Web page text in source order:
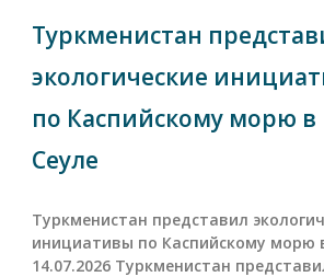
Туркменистан
экологические
по Каспийскому морю в
Сеуле
Туркменистан представил
инициативы по Каспийскому морю
14.07.2026 Туркменистан